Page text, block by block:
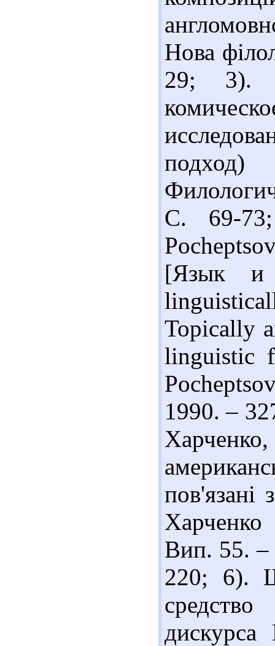
Нова
29; 3).
С. 69-
[Язык
Topically
linguistic
1990. –
Вип. 55. –
220; 6).